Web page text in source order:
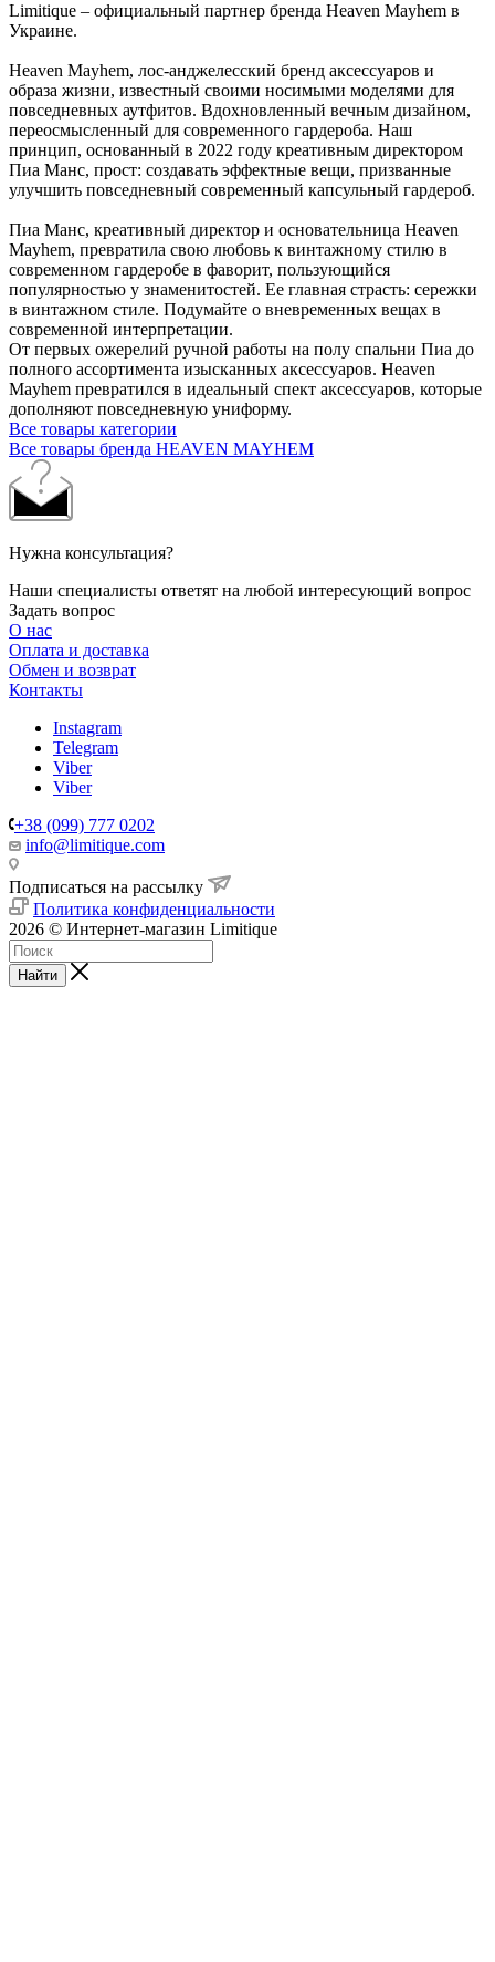
Limitique – официальный партнер бренда Heaven Mayhem в
Украине.
Heaven Mayhem, лос-анджелесский бренд аксессуаров и
образа жизни, известный своими носимыми моделями для
повседневных аутфитов. Вдохновленный вечным дизайном,
переосмысленный для современного гардероба. Наш
принцип, основанный в 2022 году креативным директором
Пиа Манс, прост: создавать эффектные вещи, призванные
улучшить повседневный современный капсульный гардероб.
Пиа Манс, креативный директор и основательница Heaven
Mayhem, превратила свою любовь к винтажному стилю в
современном гардеробе в фаворит, пользующийся
популярностью у знаменитостей. Ее главная страсть: сережки
в винтажном стиле. Подумайте о вневременных вещах в
современной интерпретации.
От первых ожерелий ручной работы на полу спальни Пиа до
полного ассортимента изысканных аксессуаров. Heaven
Mayhem превратился в идеальный спект аксессуаров, которые
дополняют повседневную униформу.
Все товары категории
Все товары бренда HEAVEN MAYHEM
Нужна консультация?
Наши специалисты ответят на любой интересующий вопрос
Задать вопрос
О нас
Оплата и доставка
Обмен и возврат
Контакты
Instagram
Telegram
Viber
Viber
+38 (099) 777 0202
info@limitique.com
Подписаться на рассылку
Политика конфиденциальности
2026 © Интернет-магазин Limitique
Найти